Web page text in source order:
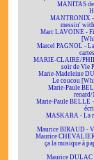
MANITAS
MANTRONIX
messin'
Marc LAVOINE -
Marcel PAGNOL -
MARIE-CLAIRE/
soir de Vie
Marie-Madeleine
Le coucou
Marie-Paule
Marie-Paule BELLE
MASKARA - La
Maurice BIRAUD -
Maurice
ça la musique à
Maurice DULAC